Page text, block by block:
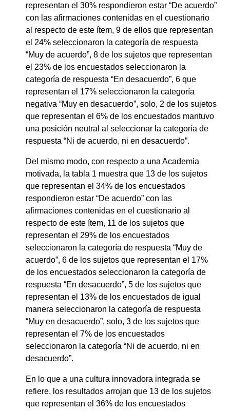
representan el 30% respondieron estar “De acuerdo”
con las afirmaciones contenidas en el cuestionario
al respecto de este ítem, 9 de ellos que representan
el 24% seleccionaron la categoría de respuesta
“Muy de acuerdo”, 8 de los sujetos que representan
el 23% de los encuestados seleccionaron la
categoría de respuesta “En desacuerdo”, 6 que
representan el 17% seleccionaron la categoría
negativa “Muy en desacuerdo”, solo, 2 de los sujetos
que representan el 6% de los encuestados mantuvo
una posición neutral al seleccionar la categoría de
respuesta “Ni de acuerdo, ni en desacuerdo”.
Del mismo modo, con respecto a una Academia
motivada, la tabla 1 muestra que 13 de los sujetos
que representan el 34% de los encuestados
respondieron estar “De acuerdo” con las
afirmaciones contenidas en el cuestionario al
respecto de este ítem, 11 de los sujetos que
representan el 29% de los encuestados
seleccionaron la categoría de respuesta “Muy de
acuerdo”, 6 de los sujetos que representan el 17%
de los encuestados seleccionaron la categoría de
respuesta “En desacuerdo”, 5 de los sujetos que
representan el 13% de los encuestados de igual
manera seleccionaron la categoría de respuesta
“Muy en desacuerdo”, solo, 3 de los sujetos que
representan el 7% de los encuestados
seleccionaron la categoría “Ni de acuerdo, ni en
desacuerdo”.
En lo que a una cultura innovadora integrada se
refiere, los resultados arrojan que 13 de los sujetos
que representan el 36% de los encuestados